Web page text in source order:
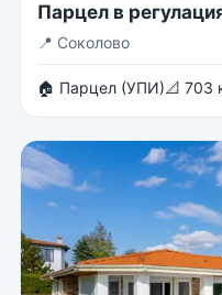
Парцел в
📍 Соколово
🏠 Парцел (УПИ)📐 703